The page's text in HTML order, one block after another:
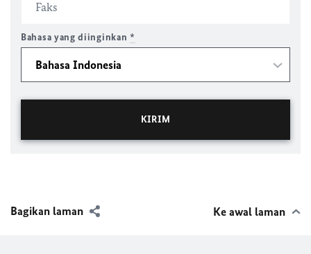
Bahasa yang diinginkan*
Bagikan laman Ke awal laman